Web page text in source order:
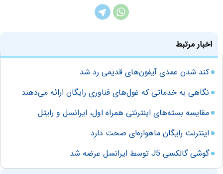
اخبار مرتبط
کند شدن عمدی آیفون‌های قدیمی رد شد
نگاهی به خدماتی که غول‌های فناوری رایگان ارائه می‌دهند
مقایسه بسته‌های اینترنتی همراه اول، ایرانسل و رایتل
اینترنت رایگان ماهواره‌ای صحت دارد
گوشی گالکسی J5 توسط ایرانسل عرضه شد